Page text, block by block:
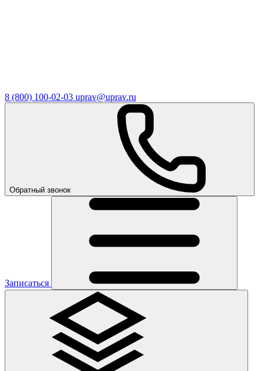
8 (800) 100-02-03 uprav@uprav.ru
Обратный звонок
Записаться